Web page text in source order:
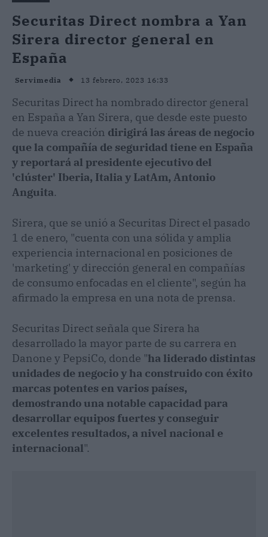
Securitas Direct nombra a Yan
Sirera director general en
España
Servimedia 13 febrero, 2023 16:33
Securitas Direct ha nombrado director general
en España a Yan Sirera, que desde este puesto
de nueva creación dirigirá las áreas de negocio
que la compañía de seguridad tiene en España
y reportará al presidente ejecutivo del
'clúster' Iberia, Italia y LatAm, Antonio
Anguita.
Sirera, que se unió a Securitas Direct el pasado
1 de enero, "cuenta con una sólida y amplia
experiencia internacional en posiciones de
'marketing' y dirección general en compañías
de consumo enfocadas en el cliente", según ha
afirmado la empresa en una nota de prensa.
Securitas Direct señala que Sirera ha
desarrollado la mayor parte de su carrera en
Danone y PepsiCo, donde "ha liderado distintas
unidades de negocio y ha construido con éxito
marcas potentes en varios países,
demostrando una notable capacidad para
desarrollar equipos fuertes y conseguir
excelentes resultados, a nivel nacional e
internacional".